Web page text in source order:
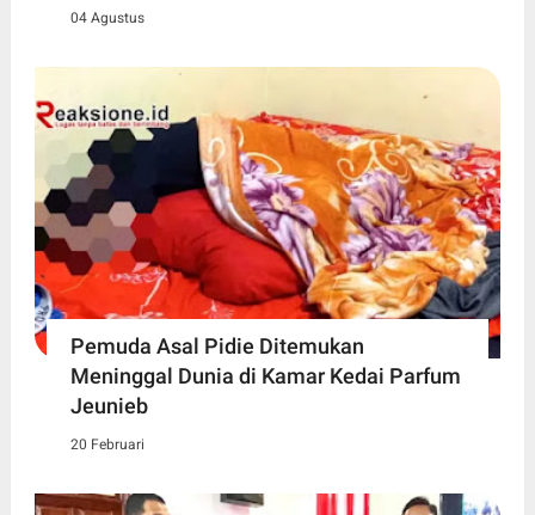
04 Agustus
Pemuda Asal Pidie Ditemukan
Meninggal Dunia di Kamar Kedai Parfum
Jeunieb
20 Februari